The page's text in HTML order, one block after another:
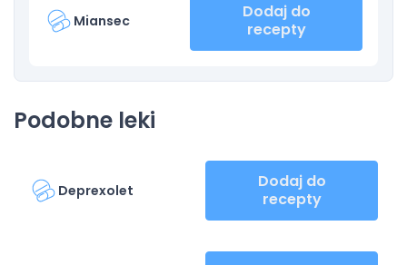
Miansec
Dodaj do
recepty
Podobne leki
Deprexolet
Dodaj do
recepty